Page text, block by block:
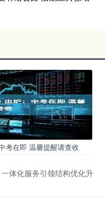
考在即 温馨提醒请查收
体化服务引领结构优化升